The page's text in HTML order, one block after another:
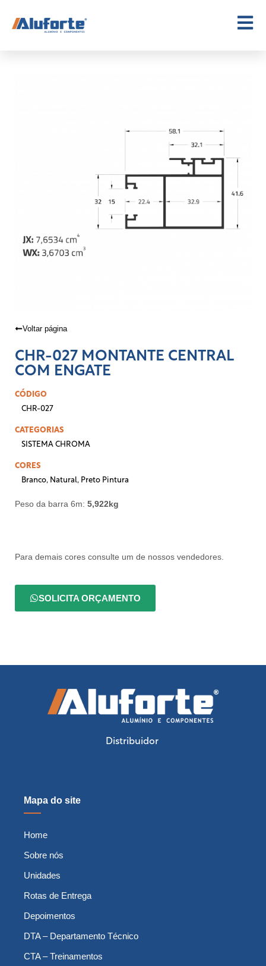
Voltar página
CHR-027 MONTANTE CENTRAL
COM ENGATE
CÓDIGO
CHR-027
CATEGORIAS
SISTEMA CHROMA
CORES
Branco, Natural, Preto Pintura
Peso da barra 6m: 5,922kg
Para demais cores consulte um de nossos vendedores.
SOLICITA ORÇAMENTO
Distribuidor
Mapa do site
Home
Sobre nós
Unidades
Rotas de Entrega
Depoimentos
DTA – Departamento Técnico
CTA – Treinamentos